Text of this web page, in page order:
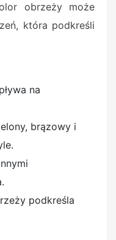
obrzeży może
która podkreśli
na
brązowy i
podkreśla